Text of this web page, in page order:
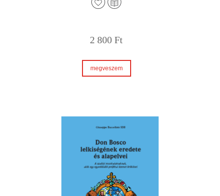
2 800Ft
megveszem